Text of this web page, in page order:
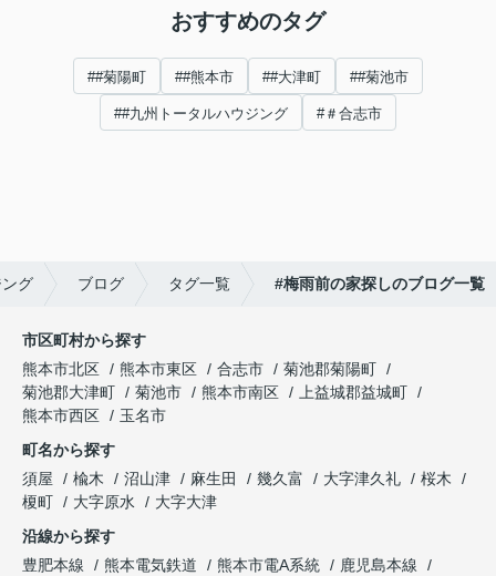
おすすめのタグ
##菊陽町 ##熊本市 ##大津町 ##菊池市
##九州トータルハウジング #＃合志市
グ ブログ タグ一覧 #梅雨前の家探しのブログ一覧
市区町村から探す
熊本市北区
熊本市東区 合志市
菊池郡菊陽町
菊池郡大津町
菊池市 熊本市南区
上益城郡益城町
熊本市西区
玉名市
町名から探す
須屋
楡木 沼山津 麻生田 幾久富 大字津久礼
桜木
榎町
大字原水
大字大津
沿線から探す
豊肥本線
熊本電気鉄道 熊本市電A系統
鹿児島本線